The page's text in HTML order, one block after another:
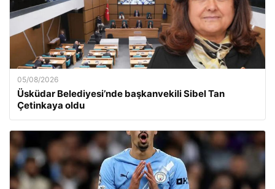
05/08/2026
Üsküdar Belediyesi’nde başkanvekili Sibel Tan
Çetinkaya oldu